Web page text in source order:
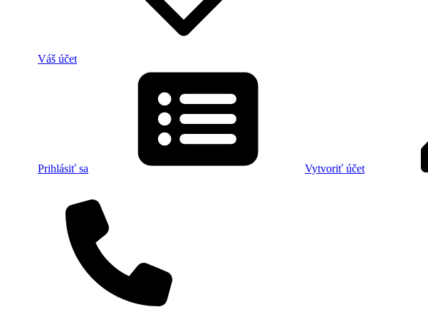
Váš účet
Prihlásiť sa Vytvoriť účet